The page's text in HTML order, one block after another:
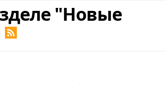
"Новые